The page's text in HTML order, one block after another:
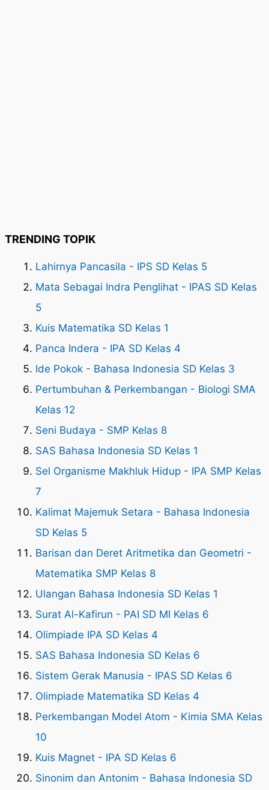
TRENDING TOPIK
Lahirnya Pancasila - IPS SD Kelas 5
Mata Sebagai Indra Penglihat - IPAS SD Kelas
5
Kuis Matematika SD Kelas 1
Panca Indera - IPA SD Kelas 4
Ide Pokok - Bahasa Indonesia SD Kelas 3
Pertumbuhan & Perkembangan - Biologi SMA
Kelas 12
Seni Budaya - SMP Kelas 8
SAS Bahasa Indonesia SD Kelas 1
Sel Organisme Makhluk Hidup - IPA SMP Kelas
7
Kalimat Majemuk Setara - Bahasa Indonesia
SD Kelas 5
Barisan dan Deret Aritmetika dan Geometri -
Matematika SMP Kelas 8
Ulangan Bahasa Indonesia SD Kelas 1
Surat Al-Kafirun - PAI SD MI Kelas 6
Olimpiade IPA SD Kelas 4
SAS Bahasa Indonesia SD Kelas 6
Sistem Gerak Manusia - IPAS SD Kelas 6
Olimpiade Matematika SD Kelas 4
Perkembangan Model Atom - Kimia SMA Kelas
10
Kuis Magnet - IPA SD Kelas 6
Sinonim dan Antonim - Bahasa Indonesia SD